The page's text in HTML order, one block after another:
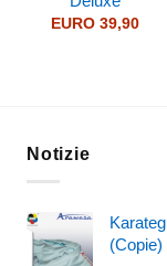
EURO39,90
Notizie
(Copie)